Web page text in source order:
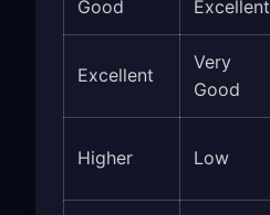
Excellent
Good
Very
Good
Excellent
Low
Higher